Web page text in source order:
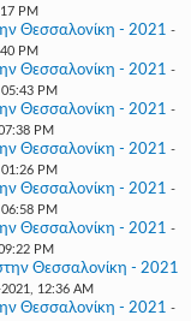
PM
Θεσσαλονίκη - 2021 -
PM
Θεσσαλονίκη - 2021 -
PM
Θεσσαλονίκη - 2021 -
PM
Θεσσαλονίκη - 2021 -
PM
Θεσσαλονίκη - 2021 -
PM
Θεσσαλονίκη - 2021 -
PM
Θεσσαλονίκη - 2021
12:36 AM
Θεσσαλονίκη - 2021 -